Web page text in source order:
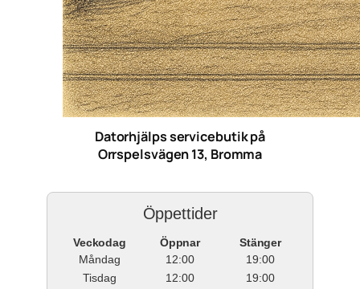
Datorhjälps servicebutik på
Orrspelsvägen 13, Bromma
Öppettider
Veckodag Öppnar
Stänger
Måndag
12:00
19:00
Tisdag
12:00
19:00